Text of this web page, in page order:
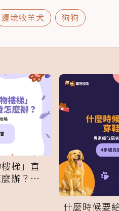
邊境牧羊犬 狗狗
梯」直
辦？專
什麼時候要